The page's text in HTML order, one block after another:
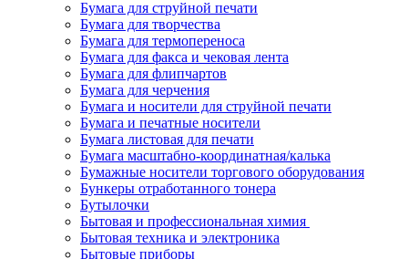
Бумага для струйной печати
Бумага для творчества
Бумага для термопереноса
Бумага для факса и чековая лента
Бумага для флипчартов
Бумага для черчения
Бумага и носители для струйной печати
Бумага и печатные носители
Бумага листовая для печати
Бумага масштабно-координатная/калька
Бумажные носители торгового оборудования
Бункеры отработанного тонера
Бутылочки
Бытовая и профессиональная химия
Бытовая техника и электроника
Бытовые приборы